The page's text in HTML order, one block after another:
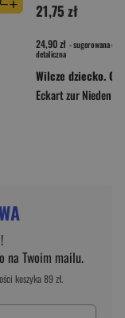
21,75 zł
24,90 zł - sugerowana cena
detaliczna
Eckart zur Nieden
na Twoim mailu.
koszyka 89 zł.